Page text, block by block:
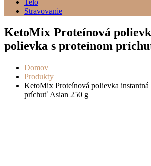
Stravovanie
KetoMix Proteínová
polievka s proteínom
Domov
Produkty
KetoMix Proteínová polievka
príchuť Asian 250 g